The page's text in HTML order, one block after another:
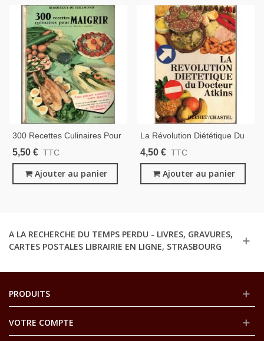
300 Recettes Culinaires Pour
Maigrir Par La Méthode Des
De Teramond, 1966 -
Diététique, Régimes,
5,50 € TTC
Ajouter au panier
La Révolution Diététique Du
Docteur Atkins, Robert Atkins,
4,50 € TTC
Ajouter au panier
A LA RECHERCHE DU TEMPS PERDU - LIVRES, GRAVURES,
CARTES POSTALES LIBRAIRIE EN LIGNE, STRASBOURG
PRODUITS
VOTRE COMPTE